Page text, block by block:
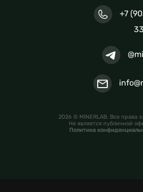
+7
33
2026 © MINERLAB. Все права
Не является публичной
Политика